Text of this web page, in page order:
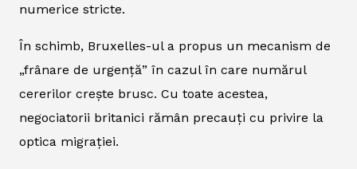
numerice stricte.
În schimb, Bruxelles-ul a propus un mecanism de
„frânare de urgență” în cazul în care numărul
cererilor crește brusc. Cu toate acestea,
negociatorii britanici rămân precauți cu privire la
optica migrației.